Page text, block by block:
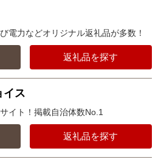
電力などオリジナル返礼品が多数！
返礼品を探す
イス
イト！掲載自治体数No.1
返礼品を探す